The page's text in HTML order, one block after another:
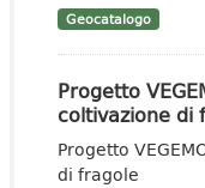
Geocatalogo
Progetto
coltivazione di
Progetto
di fragole